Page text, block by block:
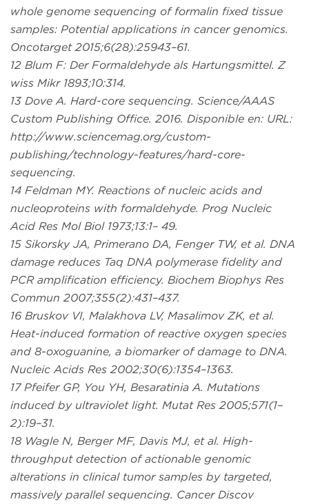
whole genome sequencing of formalin fixed tissue
samples: Potential applications in cancer genomics.
Oncotarget 2015;6(28):25943–61.
12 Blum F: Der Formaldehyde als Hartungsmittel. Z
wiss Mikr 1893;10:314.
13 Dove A. Hard-core sequencing. Science/AAAS
Custom Publishing Office. 2016. Disponible en: URL:
http://www.sciencemag.org/custom-
publishing/technology-features/hard-core-
sequencing.
14 Feldman MY. Reactions of nucleic acids and
nucleoproteins with formaldehyde. Prog Nucleic
Acid Res Mol Biol 1973;13:1– 49.
15 Sikorsky JA, Primerano DA, Fenger TW, et al. DNA
damage reduces Taq DNA polymerase fidelity and
PCR amplification efficiency. Biochem Biophys Res
Commun 2007;355(2):431–437.
16 Bruskov VI, Malakhova LV, Masalimov ZK, et al.
Heat-induced formation of reactive oxygen species
and 8-oxoguanine, a biomarker of damage to DNA.
Nucleic Acids Res 2002;30(6):1354–1363.
17 Pfeifer GP, You YH, Besaratinia A. Mutations
induced by ultraviolet light. Mutat Res 2005;571(1–
2):19–31.
18 Wagle N, Berger MF, Davis MJ, et al. High-
throughput detection of actionable genomic
alterations in clinical tumor samples by targeted,
massively parallel sequencing. Cancer Discov